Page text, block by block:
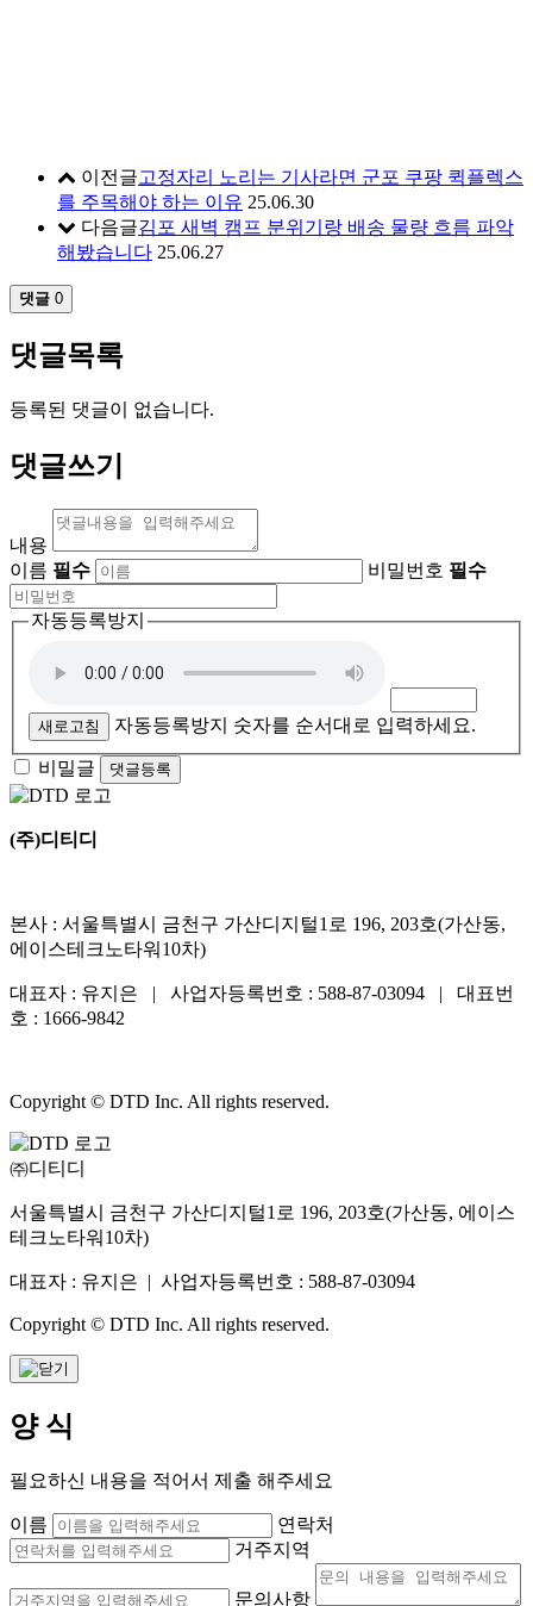
이전글고정자리 노리는 기사라면 군포 쿠팡 퀵플렉스
를 주목해야 하는 이유 25.06.30
다음글김포 새벽 캠프 분위기랑 배송 물량 흐름 파악
해봤습니다 25.06.27
댓글 0
댓글목록
등록된 댓글이 없습니다.
댓글쓰기
내용
이름 필수 비밀번호 필수
자동등록방지
새로고침 자동등록방지 숫자를 순서대로 입력하세요.
비밀글 댓글등록
(주)디티디
본사 : 서울특별시 금천구 가산디지털1로 196, 203호(가산동,
에이스테크노타워10차)
대표자 : 유지은 | 사업자등록번호 : 588-87-03094 | 대표번
호 : 1666-9842
Copyright © DTD Inc. All rights reserved.
㈜디티디
서울특별시 금천구 가산디지털1로 196, 203호(가산동, 에이스
테크노타워10차)
대표자 : 유지은 | 사업자등록번호 : 588-87-03094
Copyright © DTD Inc. All rights reserved.
양 식
필요하신 내용을 적어서 제출 해주세요
이름
연락처
거주지역
문의사항